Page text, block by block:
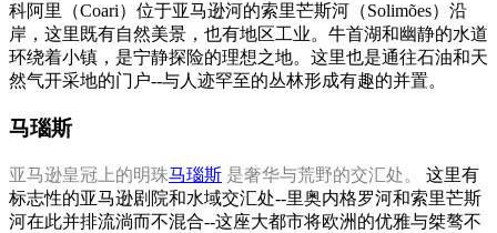
科阿里（Coari）位于亚马逊河的索里芒斯河（Solimões）沿
岸，这里既有自然美景，也有地区工业。牛首湖和幽静的水道
环绕着小镇，是宁静探险的理想之地。这里也是通往石油和天
然气开采地的门户--与人迹罕至的丛林形成有趣的并置。
马瑙斯
亚马逊皇冠上的明珠马瑙斯 是奢华与荒野的交汇处。
这里有
标志性的亚马逊剧院和水域交汇处--里奥内格罗河和索里芒斯
河在此并排流淌而不混合--这座大都市将欧洲的优雅与桀骜不